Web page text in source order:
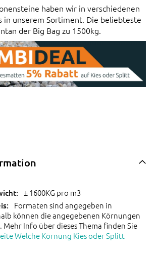
haben wir in verschiedenen
in unserem Sortiment. Die beliebteste
der Big Bag zu 1500kg.
± 1600KG pro m3
Formaten sind angegeben in
können die angegebenen Körnungen
Info über dieses Thema finden Sie
Welche Körnung Kies oder Splitt